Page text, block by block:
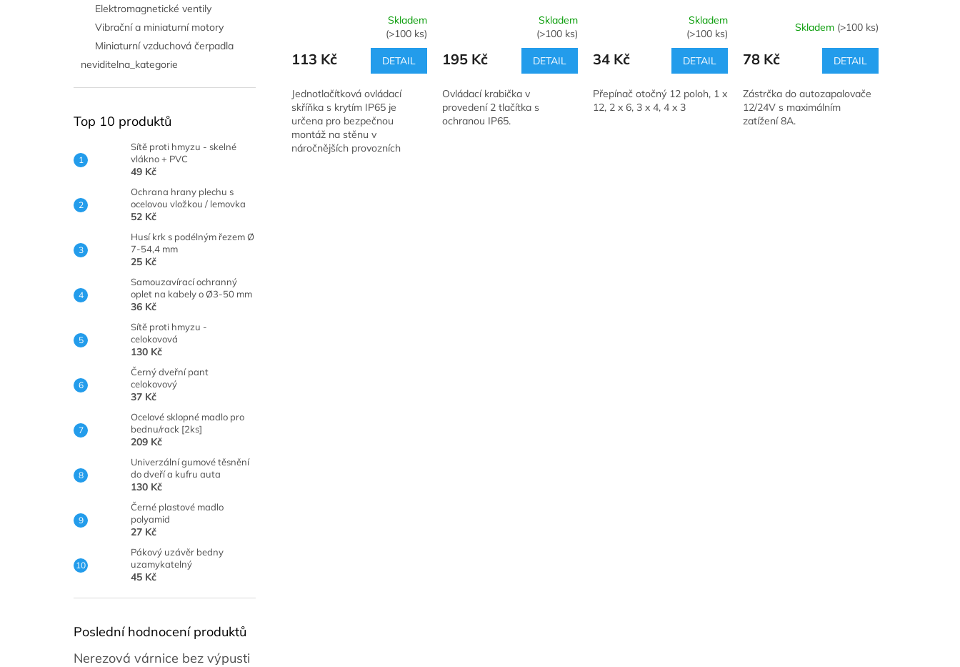
Elektromagnetické ventily
Vibrační a miniaturní motory
Miniaturní vzduchová čerpadla
neviditelna_kategorie
Top 10 produktů
Sítě proti hmyzu - skelné
vlákno + PVC
49 Kč
Ochrana hrany plechu s
ocelovou vložkou / lemovka
52 Kč
Husí krk s podélným řezem Ø
7-54,4 mm
25 Kč
Samouzavírací ochranný
oplet na kabely o Ø3-50 mm
36 Kč
Sítě proti hmyzu -
celokovová
130 Kč
Černý dveřní pant
celokovový
37 Kč
Ocelové sklopné madlo pro
bednu/rack [2ks]
209 Kč
Univerzální gumové těsnění
do dveří a kufru auta
130 Kč
Černé plastové madlo
polyamid
27 Kč
Pákový uzávěr bedny
uzamykatelný
45 Kč
Poslední hodnocení produktů
Nerezová várnice bez výpusti
produktu
z
5
hvězdiček.
Skladem
(>100 ks)
113 Kč DETAIL
Jednotlačítková ovládací
skříňka s krytím IP65 je
určena pro bezpečnou
montáž na stěnu v
náročnějších provozních
produktu
z
5
hvězdiček.
Skladem
(>100 ks)
195 Kč DETAIL
Ovládací krabička v
provedení 2 tlačítka s
ochranou IP65.
produktu
z
5
Skladem
(>100 ks)
34 Kč DETAIL
Přepínač otočný 12 poloh, 1 x
12, 2 x 6, 3 x 4, 4 x 3
Skladem (>100 ks)
78 Kč DETAIL
Zástrčka do autozapalovače
12/24V s maximálním
zatížení 8A.